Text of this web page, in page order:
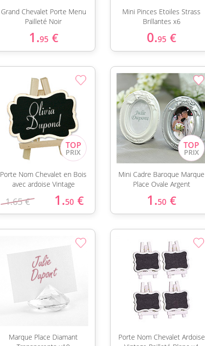
Grand Chevalet Porte Menu
Pailleté Noir
1.95 €
Mini Pinces Etoiles Strass
Brillantes x6
0.95 €
Porte Nom Chevalet en Bois
avec ardoise Vintage
1.65 € 1.50 €
Mini Cadre Baroque Marque
Place Ovale Argent
1.50 €
Marque Place Diamant
Porte Nom Chevalet Ardoise